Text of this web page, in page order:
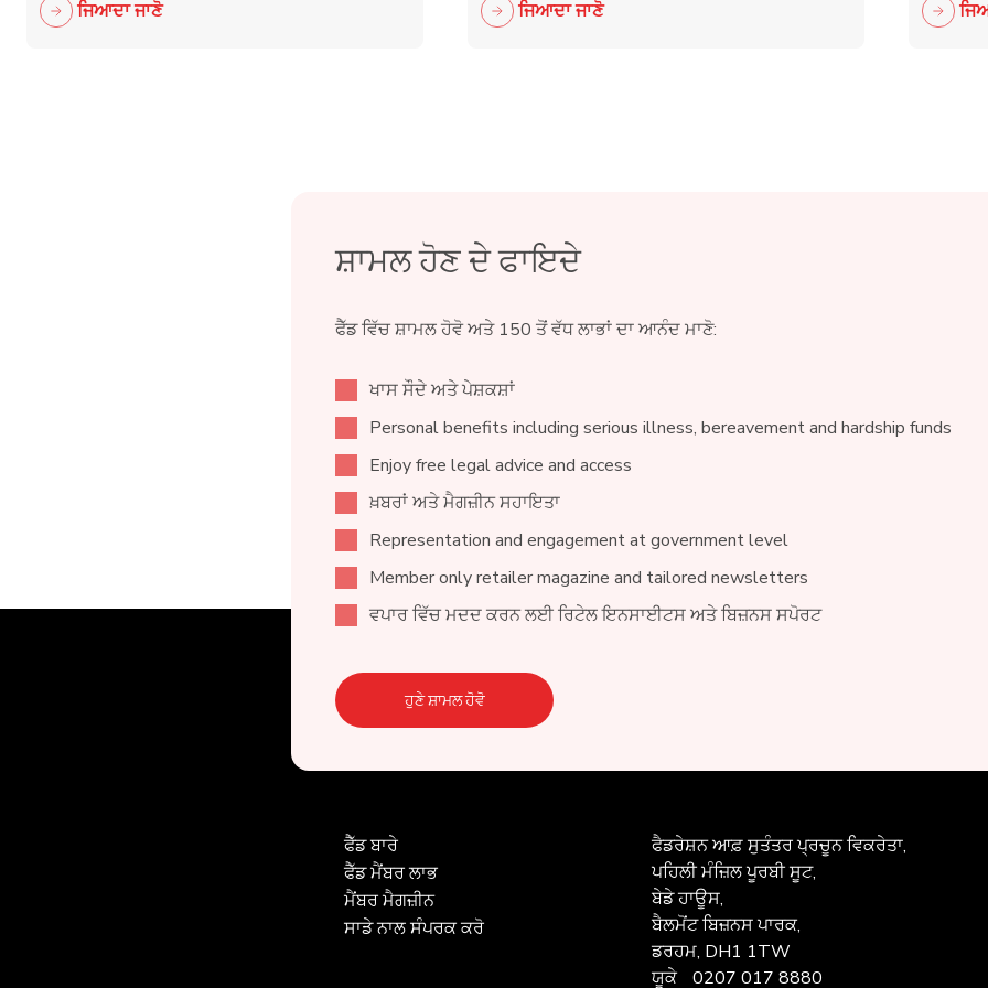
ਜਿਆਦਾ ਜਾਣੋ ਜਿਆਦਾ ਜਾਣੋ
ਸ਼ਾਮਲ ਹੋਣ ਦੇ ਫਾਇਦੇ
ਫੈੱਡ ਵਿੱਚ ਸ਼ਾਮਲ ਹੋਵੋ ਅਤੇ 150 ਤੋਂ ਵੱਧ ਲਾਭਾਂ ਦਾ ਆਨੰਦ ਮਾਣੋ:
ਖਾਸ ਸੌਦੇ ਅਤੇ ਪੇਸ਼ਕਸ਼ਾਂ
Personal benefits including serious illness, bereavement and hardship funds
Enjoy free legal advice and access
ਖ਼ਬਰਾਂ ਅਤੇ ਮੈਗਜ਼ੀਨ ਸਹਾਇਤਾ
Representation and engagement at government level
Member only retailer magazine and tailored newsletters
ਵਪਾਰ ਵਿੱਚ ਮਦਦ ਕਰਨ ਲਈ ਰਿਟੇਲ ਇਨਸਾਈਟਸ ਅਤੇ ਬਿਜ਼ਨਸ ਸਪੋਰਟ
ਹੁਣੇ ਸ਼ਾਮਲ ਹੋਵੋ
ਫੈੱਡ ਬਾਰੇ
ਫੈੱਡ ਮੈਂਬਰ ਲਾਭ
ਮੈਂਬਰ ਮੈਗਜ਼ੀਨ
ਸਾਡੇ ਨਾਲ ਸੰਪਰਕ ਕਰੋ
ਫੈਡਰੇਸ਼ਨ ਆਫ਼ਸੁਤੰਤਰ ਪ੍ਰਚੂਨ ਵਿਕਰੇਤਾ,
ਪਹਿਲੀ ਮੰਜ਼ਿਲ ਪੂਰਬੀ ਸੂਟ,
ਬੇਡੇ ਹਾਊਸ,
ਬੈਲਮੋਂਟ ਬਿਜ਼ਨਸ ਪਾਰਕ,
ਡਰਹਮ, DH1 1TW
ਯੂਕੇ 0207 017 8880